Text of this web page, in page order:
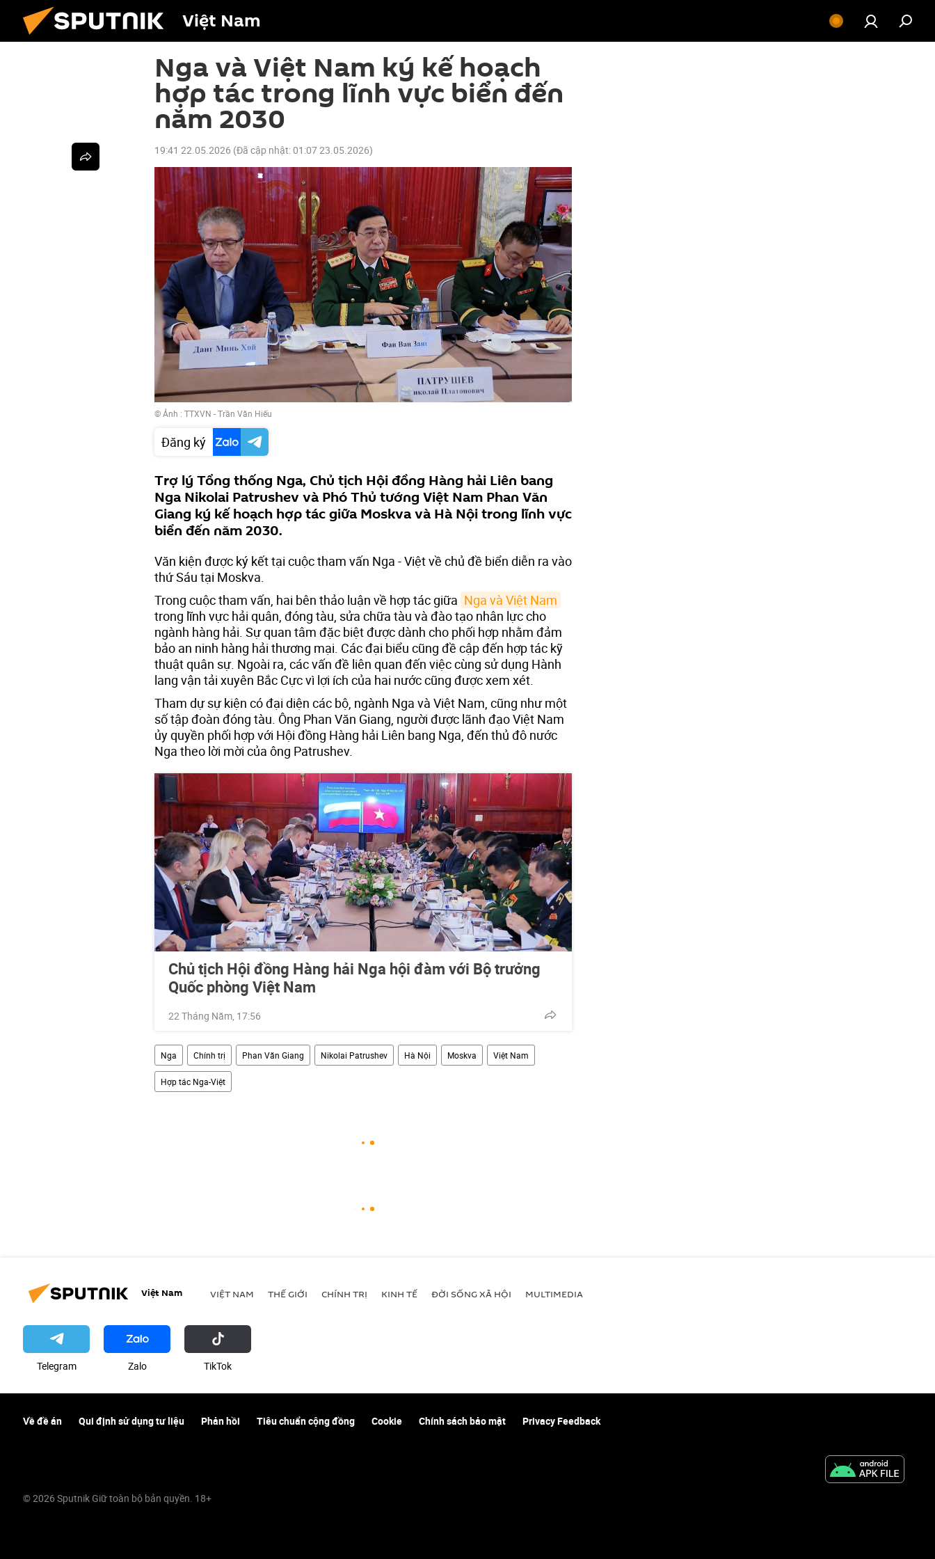
Việt Nam
Nga và Việt Nam ký kế hoạch
hợp tác trong lĩnh vực biển đến
năm 2030
19:41 22.05.2026 (Đã cập nhật:01:07 23.05.2026)
© Ảnh : TTXVN - Trần Văn Hiếu
Đăng ký
Trợ lý Tổng thống Nga, Chủ tịch Hội đồng Hàng hải Liên bang
Nga Nikolai Patrushev và Phó Thủ tướng Việt Nam Phan Văn
Giang ký kế hoạch hợp tác giữa Moskva và Hà Nội trong lĩnh vực
biển đến năm 2030.
Văn kiện được ký kết tại cuộc tham vấn Nga - Việt về chủ đề biển diễn ra vào
thứ Sáu tại Moskva.
Trong cuộc tham vấn, hai bên thảo luận về hợp tác giữa Nga và Việt Nam
trong lĩnh vực hải quân, đóng tàu, sửa chữa tàu và đào tạo nhân lực cho
ngành hàng hải. Sự quan tâm đặc biệt được dành cho phối hợp nhằm đảm
bảo an ninh hàng hải thương mại. Các đại biểu cũng đề cập đến hợp tác kỹ
thuật quân sự. Ngoài ra, các vấn đề liên quan đến việc cùng sử dụng Hành
lang vận tải xuyên Bắc Cực vì lợi ích của hai nước cũng được xem xét.
Tham dự sự kiện có đại diện các bộ, ngành Nga và Việt Nam, cũng như một
số tập đoàn đóng tàu. Ông Phan Văn Giang, người được lãnh đạo Việt Nam
ủy quyền phối hợp với Hội đồng Hàng hải Liên bang Nga, đến thủ đô nước
Nga theo lời mời của ông Patrushev.
Chủ tịch Hội đồng Hàng hải Nga hội đàm với Bộ trưởng
Quốc phòng Việt Nam
22 Tháng Năm, 17:56
Nga Chính trị Phan Văn Giang Nikolai Patrushev Hà Nội Moskva Việt Nam
Hợp tác Nga-Việt
Việt Nam VIỆT NAM THẾ GIỚI CHÍNH TRỊ KINH TẾ ĐỜI SỐNG XÃ HỘI MULTIMEDIA
Telegram Zalo ТikТоk
Về đề án Qui định sử dụng tư liệu Phản hồi Tiêu chuẩn cộng đồng Cookie Chính sách bảo mật Privacy Feedback
© 2026 Sputnik Giữ toàn bộ bản quyền. 18+